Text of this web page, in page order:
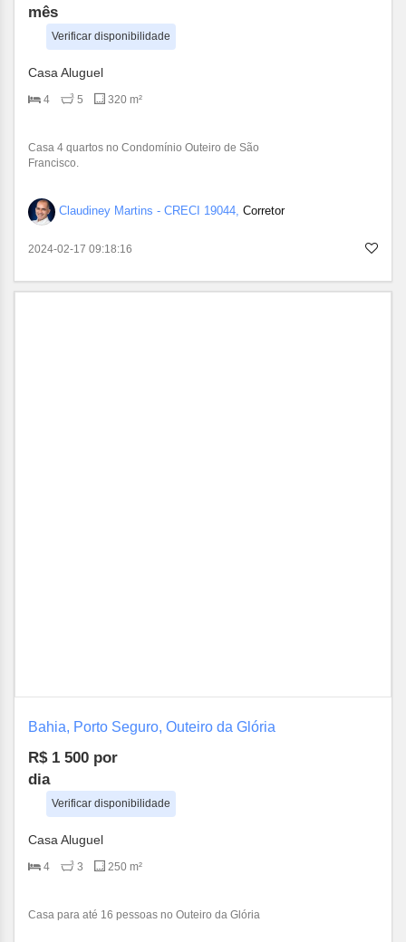
mês
Verificar disponibilidade
Casa Aluguel
4 5 320 m²
Casa 4 quartos no Condomínio Outeiro de São
Francisco.
Claudiney Martins - CRECI 19044, Corretor
2024-02-17 09:18:16
Bahia, Porto Seguro, Outeiro da Glória
R$ 1 500 por
dia
Verificar disponibilidade
Casa Aluguel
4 3 250 m²
Casa para até 16 pessoas no Outeiro da Glória